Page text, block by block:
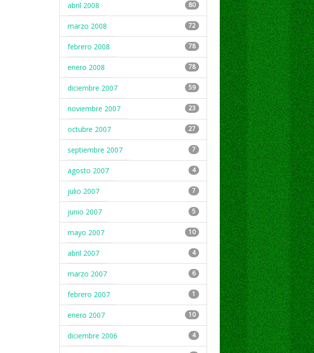
abril 2008 80
marzo 2008 72
febrero 2008 78
enero 2008 78
diciembre 2007 59
noviembre 2007 23
octubre 2007 27
septiembre 2007 7
agosto 2007 4
julio 2007 7
junio 2007 5
mayo 2007 10
abril 2007 4
marzo 2007 6
febrero 2007 1
enero 2007 10
diciembre 2006 4